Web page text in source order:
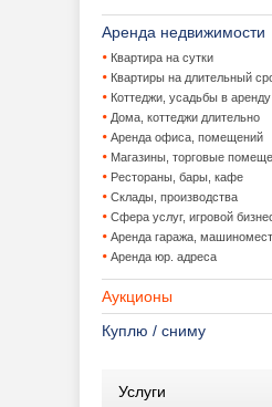
Аренда недвижимости
Квартира на сутки
Квартиры на длительный
Коттеджи, усадьбы в аренду
Дома, коттеджи длительно
Аренда офиса, помещений
Магазины, торговые
Рестораны, бары, кафе
Склады, производства
Сфера услуг, игровой
Аренда гаража,
Аренда юр. адреса
Аукционы
Куплю / сниму
Услуги